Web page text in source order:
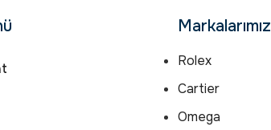
Markalarımız
Rolex
Cartier
Omega